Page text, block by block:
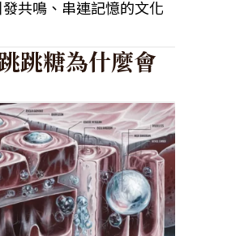
共鳴、串連記憶的文化
跳糖為什麼會